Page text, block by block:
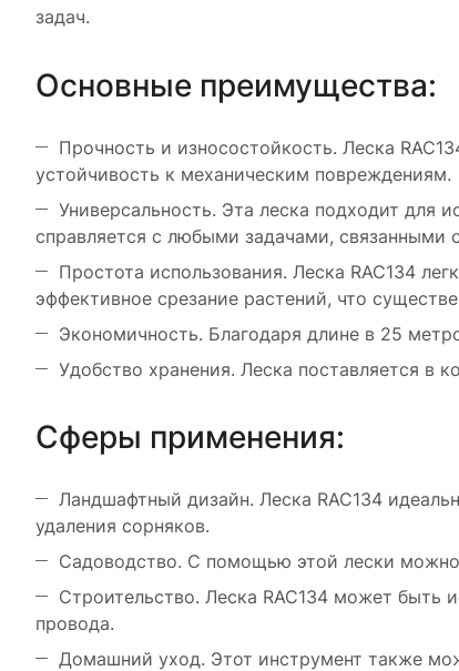
задач.
Основные преимущества:
Прочность и износостойкость. Леска
устойчивость к механическим повреждениям.
Универсальность. Эта леска подходит для
справляется с любыми задачами, связанными
Простота использования. Леска RAC134
эффективное срезание растений, что
Экономичность. Благодаря длине в 25
Удобство хранения. Леска поставляется в
Сферы применения:
Ландшафтный дизайн. Леска RAC134
удаления сорняков.
Садоводство. С помощью этой лески можно
Строительство. Леска RAC134 может быть
провода.
Домашний уход. Этот инструмент также